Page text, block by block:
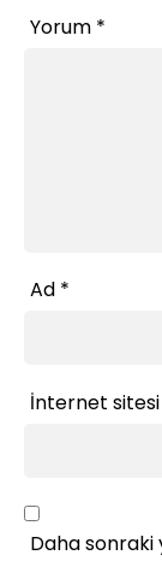
Yorum *
Ad *
İnternet sitesi
Daha sonraki